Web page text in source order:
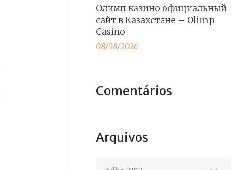
Олимп казино официальный
сайт в Казахстане – Olimp
Casino
08/08/2026
Comentários
Arquivos